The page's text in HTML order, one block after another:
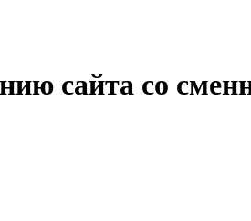
сайта со